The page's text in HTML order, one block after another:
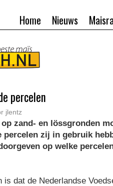
Nieuws
Home
percelen
jlentz
zand- en lössgronden
percelen zij in gebruik
op welke
is dat de Nederlandse